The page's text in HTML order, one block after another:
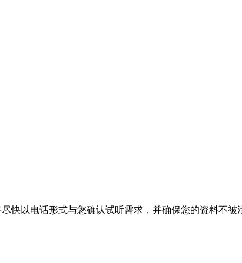
快以电话形式与您确认试听需求，并确保您的资料不被